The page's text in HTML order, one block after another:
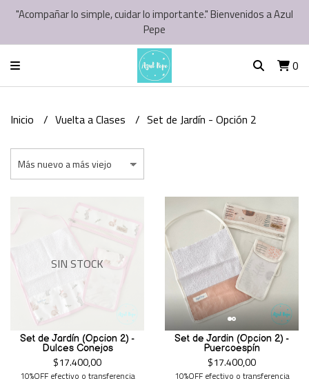
"Acompañar lo simple, cuidar lo importante." Bienvenidos a Azul
Pepe
0
Inicio Vuelta a Clases Set de Jardín - Opción 2
SIN STOCK
Set de Jardín (Opcion 2) -
Dulces Conejos
$17.400,00
10%OFF efectivo o transferencia
Set de Jardin (Opcion 2) -
Puercoespín
$17.400,00
10%OFF efectivo o transferencia